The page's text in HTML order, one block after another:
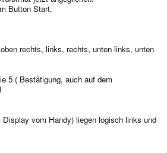
Button Start.
rechts, links, rechts, unten links, unten
5 ( Bestätigung, auch auf dem
vom Handy) liegen logisch links und